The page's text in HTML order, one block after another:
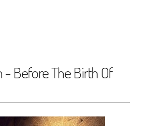
- Before The Birth Of